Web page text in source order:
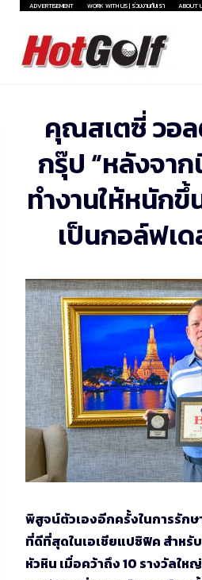
Skip
content
ADVERTISEMENT WORK WITH US | ร่วมงานกับเรา ABOUT
คุณสเตซี่ วอ
กรุ๊ป “หลังจาก
ทำงานให้หนักขึ้
เป็นกอล์ฟเ
พิสูจน์ตัวเองอีกครั้งในการรัก
ที่ดีที่สุดในเอเชียแปซิฟิค สำหรั
หัวหิน เมื่อคว้าถึง 10 รางวัลให